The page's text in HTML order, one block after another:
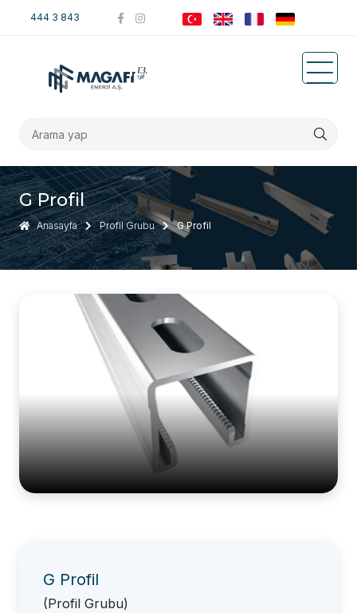
444 3 843
G Profil
Anasayfa Profil Grubu G Profil
G Profil
(Profil Grubu)